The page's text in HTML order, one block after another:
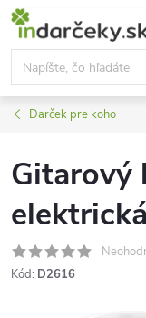
Prejsť
obsah
Darček pre koho
Gitarový
Kód: D2616